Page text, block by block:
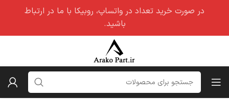
در صورت خرید تعداد در واتساپ، روبیکا با ما در ارتباط
باشید.